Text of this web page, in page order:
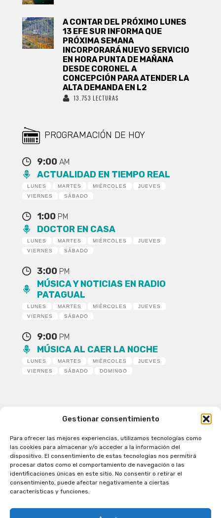
Gestionar consentimiento
Para ofrecer las mejores experiencias, utilizamos tecnologías como
las cookies para almacenar y/o acceder a la información del
dispositivo. El consentimiento de estas tecnologías nos permitirá
procesar datos como el comportamiento de navegación o las
identificaciones únicas en este sitio. No consentir o retirar el
consentimiento, puede afectar negativamente a ciertas
características y funciones.
A CONTAR DEL PRÓXIMO LUNES
13 EFE SUR INFORMA QUE
PRÓXIMA SEMANA
INCORPORARÁ NUEVO SERVICIO
EN HORA PUNTA DE MAÑANA
DESDE CORONEL A
CONCEPCIÓN PARA ATENDER LA
ALTA DEMANDA EN L2
13.753 LECTURAS
PROGRAMACIÓN DE HOY
9:00 AM
ACTUALIDAD EN TIEMPO REAL
LUNES MARTES MIÉRCOLES
JUEVES
VIERNES
SÁBADO
1:00 PM
DOCTOR EN CASA
LUNES MARTES MIÉRCOLES
JUEVES
VIERNES
SÁBADO
3:00 PM
MÚSICA Y NOTICIAS EN RADIO
PATAGUAL
LUNES MARTES MIÉRCOLES
JUEVES
VIERNES
SÁBADO
9:00 PM
MÚSICA AL CAER LA NOCHE
LUNES MARTES MIÉRCOLES
JUEVES
VIERNES
SÁBADO DOMINGO
Patagual Radio Digital 2026 - Todos los derechos
reservados
la Radio de Verdad
Cobertura
Programación